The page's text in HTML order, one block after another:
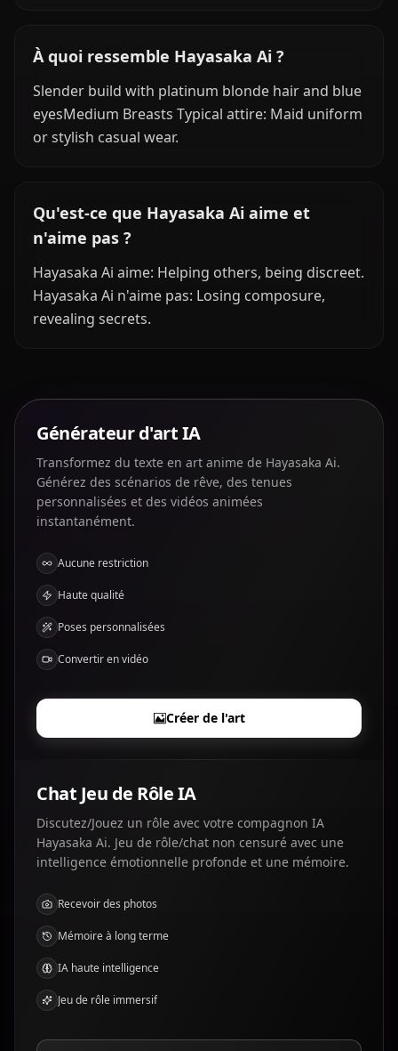
À quoi ressemble Hayasaka Ai ?
Slender build with platinum blonde hair and blue
eyesMedium Breasts Typical attire: Maid uniform
or stylish casual wear.
Qu'est-ce que Hayasaka Ai aime et
n'aime pas ?
Hayasaka Ai aime: Helping others, being discreet.
Hayasaka Ai n'aime pas: Losing composure,
revealing secrets.
Générateur d'art IA
Transformez du texte en art anime de Hayasaka Ai.
Générez des scénarios de rêve, des tenues
personnalisées et des vidéos animées
instantanément.
Aucune restriction
Haute qualité
Poses personnalisées
Convertir en vidéo
Créer de l'art
Chat Jeu de Rôle IA
Discutez/Jouez un rôle avec votre compagnon IA
Hayasaka Ai. Jeu de rôle/chat non censuré avec une
intelligence émotionnelle profonde et une mémoire.
Recevoir des photos
Mémoire à long terme
IA haute intelligence
Jeu de rôle immersif